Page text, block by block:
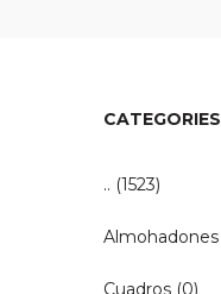
CATEGORIES
.. (1523)
Almohadones
Cuadros (0)